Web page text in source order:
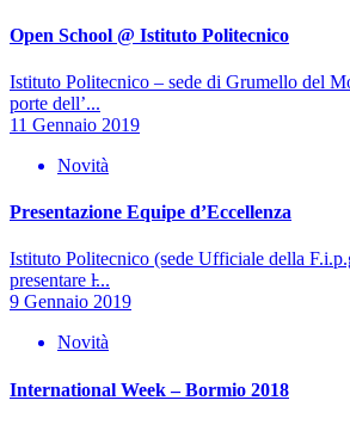
Open School @ Istituto Politecnico
Istituto Politecnico – sede di Grumello del
porte dell’...
11 Gennaio 2019
Novità
Presentazione Equipe d’Eccellenza
Istituto Politecnico (sede Ufficiale della
presentare l̵...
9 Gennaio 2019
Novità
International Week – Bormio 2018